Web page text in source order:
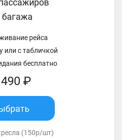
багажа
рейса
или с табличкой
бесплатно
₽
(150р/шт)